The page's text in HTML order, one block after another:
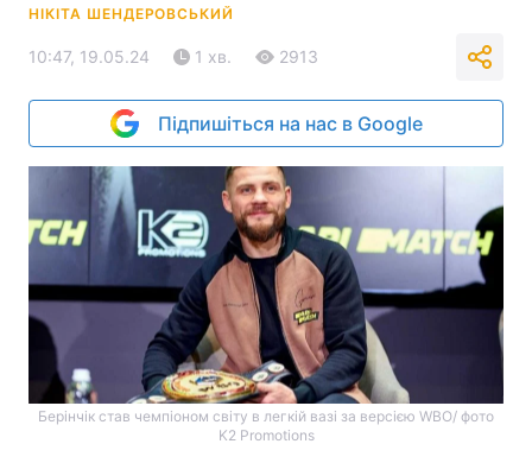
НІКІТА ШЕНДЕРОВСЬКИЙ
10:47, 19.05.24 1 хв. 2913
Підпишіться на нас в Google
Берінчік став чемпіоном світу в легкій вазі за версією WBO/ фото
K2 Promotions